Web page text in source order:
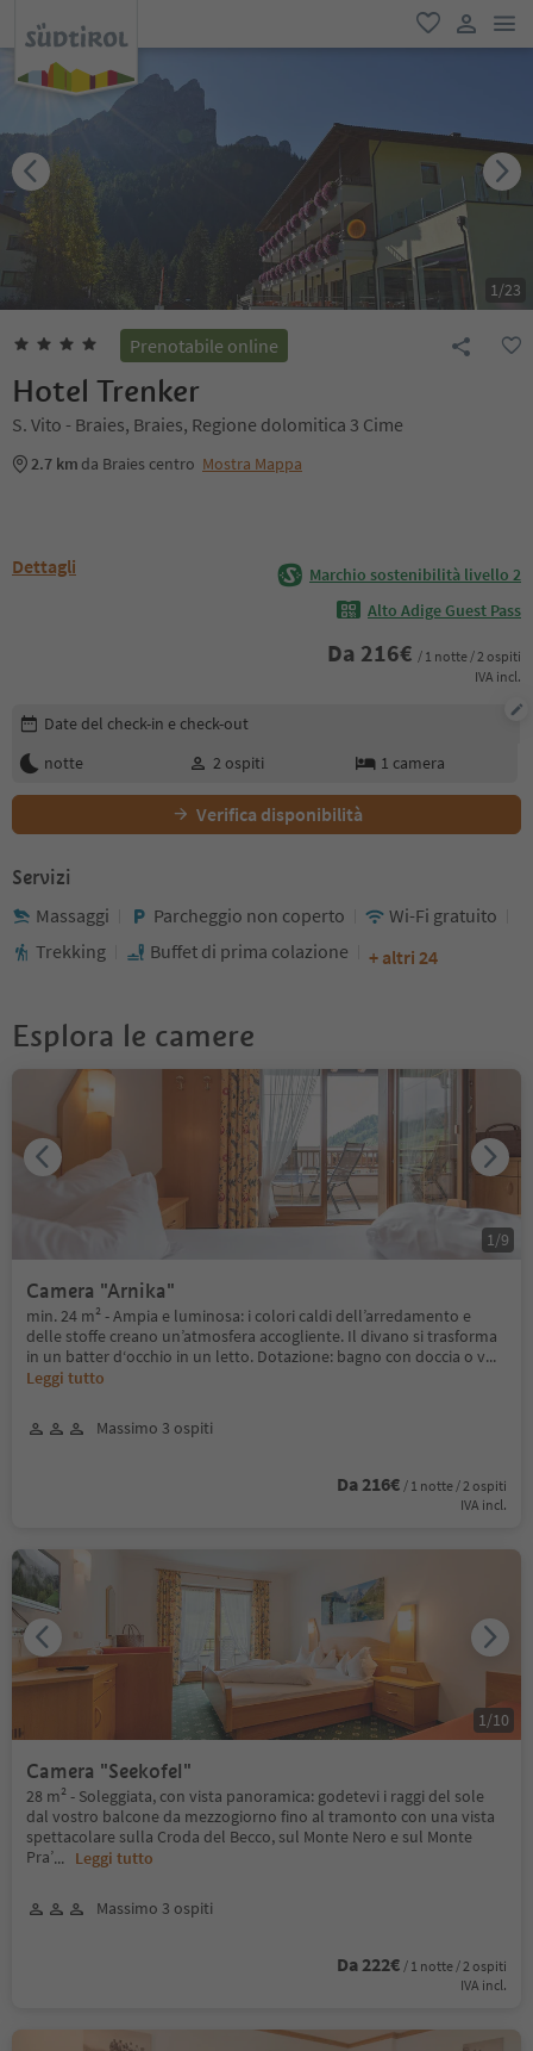
favoriti
user link
1/23
Prenotabile online
Hotel Trenker
S. Vito - Braies, Braies, Regione dolomitica 3 Cime
2.7 km da Braies centro Mostra Mappa
Dettagli
Marchio sostenibilità livello 2
Alto Adige Guest Pass
Da 216€ / 1 notte / 2 ospiti
IVA incl.
Modifica i dettagli della prenotazione
Date del check-in e check-out
notte
2 ospiti 1 camera
Verifica disponibilità
Servizi
Massaggi Parcheggio non coperto
Wi-Fi gratuito
Trekking
Buffet di prima colazione + altri 24
Esplora le camere
Camera "Arnika"
min. 24 m² - Ampia e luminosa: i colori caldi dell’arredamento e
delle stoffe creano un’atmosfera accogliente. Il divano si trasforma
in un batter d‘occhio in un letto. Dotazione: bagno con doccia o v...
Leggi tutto
Massimo 3 ospiti
Da 216€ / 1 notte / 2 ospiti
IVA incl.
1/9
Camera "Seekofel"
28 m² - Soleggiata, con vista panoramica: godetevi i raggi del sole
dal vostro balcone da mezzogiorno fino al tramonto con una vista
spettacolare sulla Croda del Becco, sul Monte Nero e sul Monte
Pra’... Leggi tutto
Massimo 3 ospiti
Da 222€ / 1 notte / 2 ospiti
IVA incl.
1/10